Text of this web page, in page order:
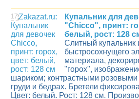
17
Купальник для
"Chicco", принт:
белый, рост: 128
Слитный купальник
быстросохнущего
материала,
"горох",
шариком; контрастными розовыми
груди и бедрах. Бретели
Цвет: белый. Рост: 128 см.